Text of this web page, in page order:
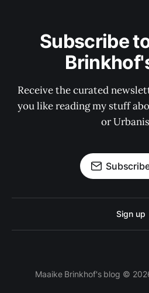
Subscribe
Receive the curated
you like reading my stuff
or
Sign up
Maaike Brinkhof's blog ©